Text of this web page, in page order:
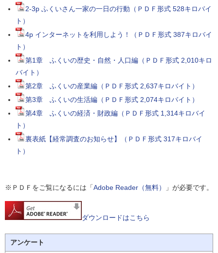
2-3p ふくいさん一家の一日の行動（ＰＤＦ形式 528キロバイ
ト）
4p インターネットを利用しよう！（ＰＤＦ形式 387キロバイ
ト）
第1章 ふくいの歴史・自然・人口編（ＰＤＦ形式 2,010キロ
バイト）
第2章 ふくいの産業編（ＰＤＦ形式 2,637キロバイト）
第3章 ふくいの生活編（ＰＤＦ形式 2,074キロバイト）
第4章 ふくいの経済・財政編（ＰＤＦ形式 1,314キロバイ
ト）
裏表紙【経常調査のお知らせ】（ＰＤＦ形式 317キロバイ
ト）
※ＰＤＦをご覧になるには「Adobe Reader（無料） 」が必要です。
ダウンロードはこちら
アンケート